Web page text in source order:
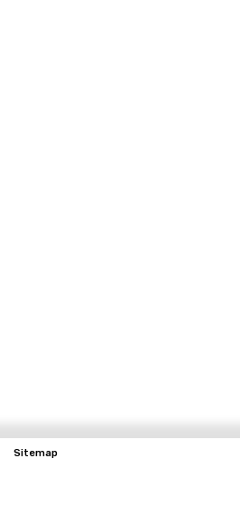
Sitemap